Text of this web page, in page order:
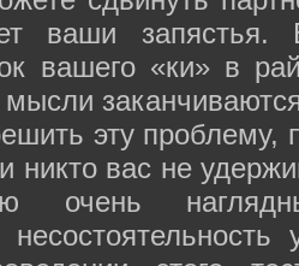
ваши запястья.
вашего «ки» в
эту проблему,
никто вас не
очень